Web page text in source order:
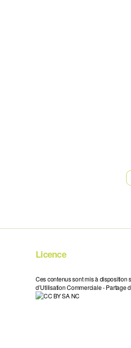
Licence
Ces contenus sont mis à disposition
d’Utilisation Commerciale - Partage